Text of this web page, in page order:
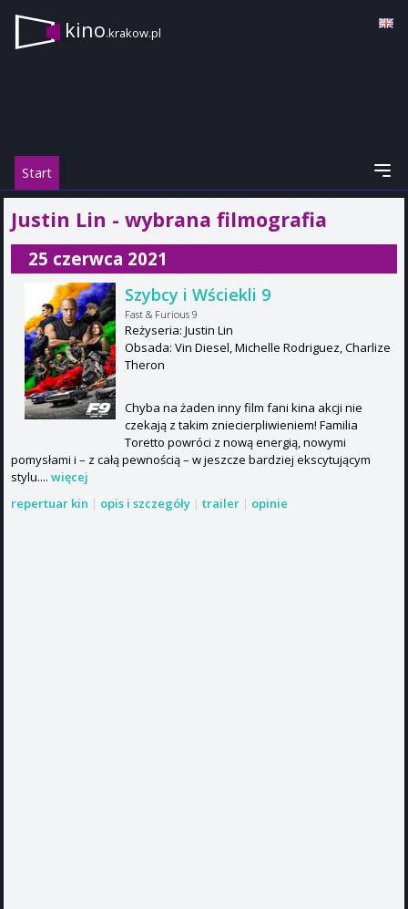
kino.krakow.pl
Start
Justin Lin - wybrana filmografia
25 czerwca 2021
Szybcy i Wściekli 9
Fast & Furious 9
Reżyseria: Justin Lin
Obsada: Vin Diesel, Michelle Rodriguez, Charlize
Theron
Chyba na żaden inny film fani kina akcji nie
czekają z takim zniecierpliwieniem! Familia
Toretto powróci z nową energią, nowymi
pomysłami i – z całą pewnością – w jeszcze bardziej ekscytującym
stylu.... więcej
repertuar kin | opis i szczegóły | trailer | opinie